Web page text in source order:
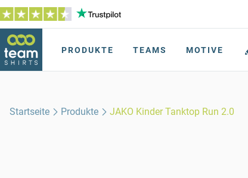
PRODUKTE TEAMS MOTIVE
Startseite Produkte JAKO Kinder Tanktop Run 2.0